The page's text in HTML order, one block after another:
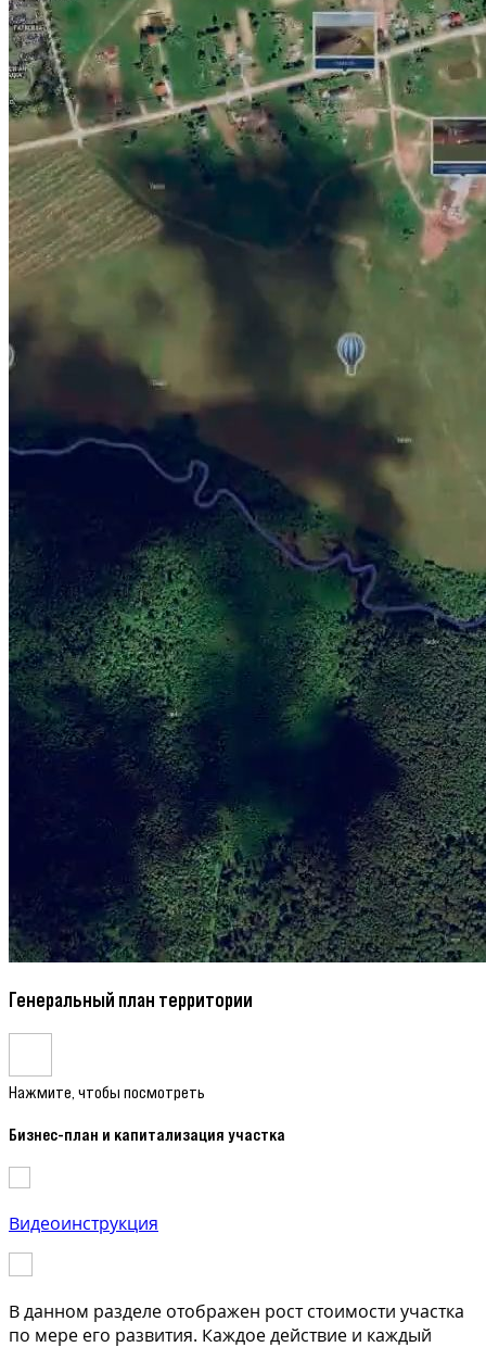
Генеральный план территории
Нажмите, чтобы посмотреть
Бизнес-план и капитализация участка
Видеоинструкция
В данном разделе отображен рост стоимости участка
по мере его развития. Каждое действие и каждый